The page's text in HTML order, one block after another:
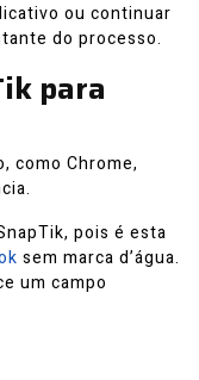
ou continuar
do processo.
para
como Chrome,
pois é esta
sem marca d’água.
um campo